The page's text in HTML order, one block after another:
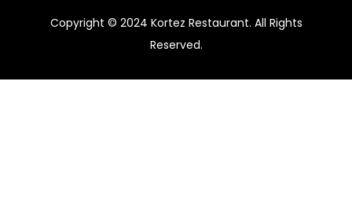
Copyright © 2024 Kortez Restaurant. All Rights
Reserved.